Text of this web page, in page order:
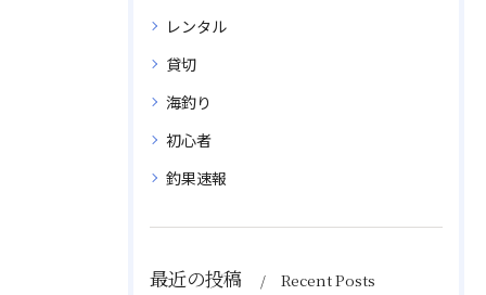
レンタル
貸切
海釣り
初心者
釣果速報
最近の投稿 Recent Posts